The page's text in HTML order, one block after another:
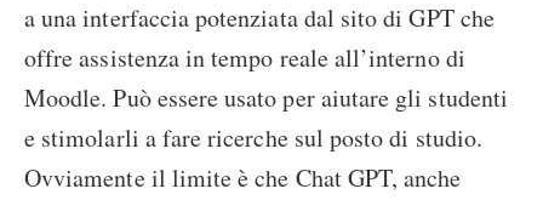
a una interfaccia potenziata dal sito di GPT che
offre assistenza in tempo reale all’interno di
Moodle. Può essere usato per aiutare gli studenti
e stimolarli a fare ricerche sul posto di studio.
Ovviamente il limite è che Chat GPT, anche